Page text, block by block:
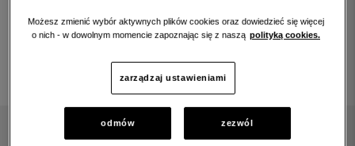
Data Rejestracji:
23.11.2023
Kontakt z dealerem:
KARLIK SP. Z O.O.
Możesz zmienić wybór aktywnych plików cookies oraz dowiedzieć się więcej
o nich - w dowolnym momencie zapoznając się z naszą polityką cookies.
zarządzaj ustawieniami
odmów zezwól